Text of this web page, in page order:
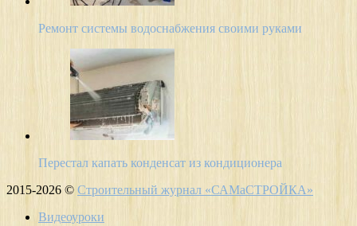
Ремонт системы водоснабжения своими руками
Перестал капать конденсат из кондиционера
2015-2026 © Строительный журнал «САМаСТРОЙКА»
Видеоуроки